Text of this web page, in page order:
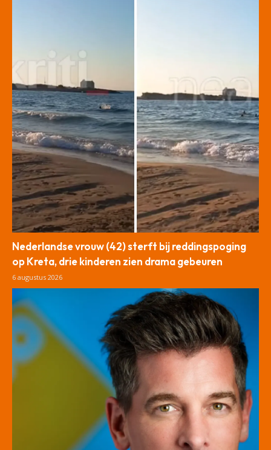
Nederlandse vrouw (42) sterft bij reddingspoging
op Kreta, drie kinderen zien drama gebeuren
6 augustus 2026